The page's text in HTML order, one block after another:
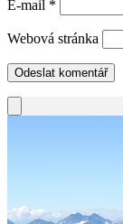
E-mail *
Webová stránka